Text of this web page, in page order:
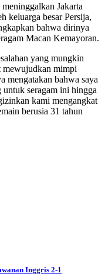
Jakarta
keluarga besar Persija,
bahwa dirinya
Macan Kemayoran.
yang mungkin
mewujudkan mimpi
mengatakan bahwa saya
seragam ini hingga
kami mengangkat
berusia 31 tahun
Inggris 2-1